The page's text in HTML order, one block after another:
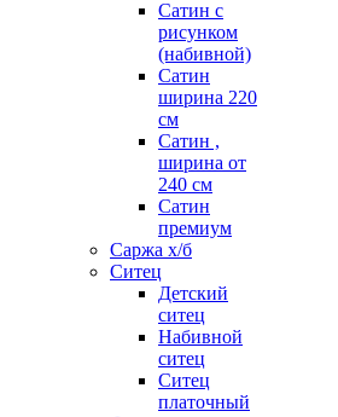
Сатин с
рисунком
(набивной)
Сатин
ширина 220
см
Сатин ,
ширина от
240 см
Сатин
премиум
Саржа х/б
Ситец
Детский
ситец
Набивной
ситец
Ситец
платочный